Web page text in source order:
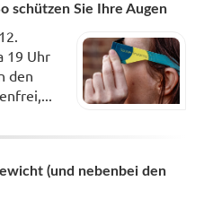
schützen Sie Ihre Augen
19 Uhr
den
(und nebenbei den